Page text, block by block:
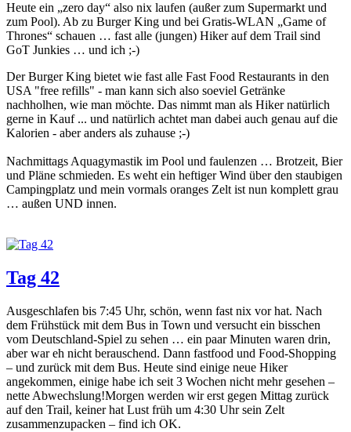
Heute ein „zero day“ also nix laufen (außer zum Supermarkt und
zum Pool). Ab zu Burger King und bei Gratis-WLAN „Game of
Thrones“ schauen … fast alle (jungen) Hiker auf dem Trail sind
GoT Junkies … und ich ;-)
Der Burger King bietet wie fast alle Fast Food Restaurants in den
USA "free refills" - man kann sich also soeviel Getränke
nachholhen, wie man möchte. Das nimmt man als Hiker natürlich
gerne in Kauf ... und natürlich achtet man dabei auch genau auf die
Kalorien - aber anders als zuhause ;-)
Nachmittags Aquagymastik im Pool und faulenzen … Brotzeit, Bier
und Pläne schmieden. Es weht ein heftiger Wind über den staubigen
Campingplatz und mein vormals oranges Zelt ist nun komplett grau
… außen UND innen.
Tag 42
Ausgeschlafen bis 7:45 Uhr, schön, wenn fast nix vor hat. Nach
dem Frühstück mit dem Bus in Town und versucht ein bisschen
vom Deutschland-Spiel zu sehen … ein paar Minuten waren drin,
aber war eh nicht berauschend. Dann fastfood und Food-Shopping
– und zurück mit dem Bus. Heute sind einige neue Hiker
angekommen, einige habe ich seit 3 Wochen nicht mehr gesehen –
nette Abwechslung!Morgen werden wir erst gegen Mittag zurück
auf den Trail, keiner hat Lust früh um 4:30 Uhr sein Zelt
zusammenzupacken – find ich OK.